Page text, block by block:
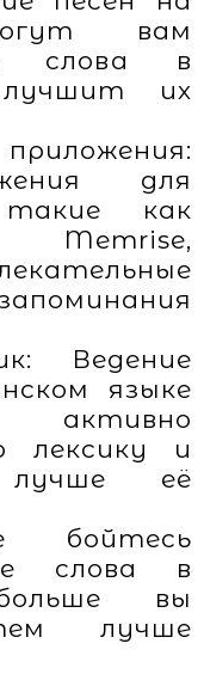
вам
слова в
их
для
такие как
Ведение
языке
лексику и
её
бойтесь
слова в
вы
лучше